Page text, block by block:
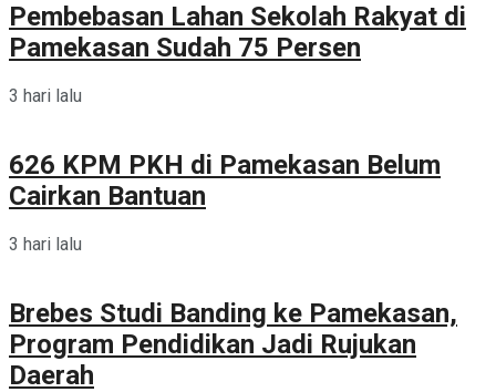
Pembebasan Lahan Sekolah Rakyat di
Pamekasan Sudah 75 Persen
3 hari lalu
626 KPM PKH di Pamekasan Belum
Cairkan Bantuan
3 hari lalu
Brebes Studi Banding ke Pamekasan,
Program Pendidikan Jadi Rujukan
Daerah